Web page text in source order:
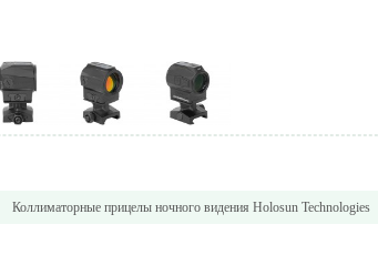
Коллиматорные прицелы ночного видения Holosun Technologies